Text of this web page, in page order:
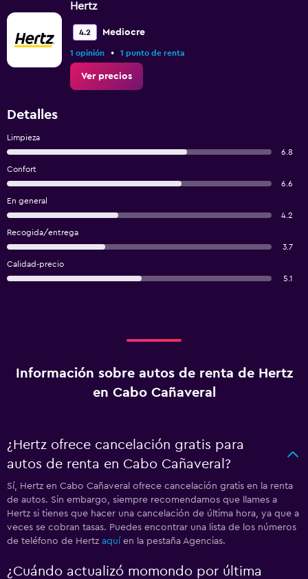
Hertz
4.2 Mediocre
1 opinión • 1 punto de renta
Ver precios
Detalles
Limpieza
6.8
Confort
6.6
En general
4.2
Recogida/entrega
3.7
Calidad-precio
5.1
Información sobre autos de renta de Hertz
en Cabo Cañaveral
¿Hertz ofrece cancelación gratis para
autos de renta en Cabo Cañaveral?
Sí, Hertz en Cabo Cañaveral ofrece cancelación gratis en la renta
de autos. Sin embargo, siempre recomendamos que llames a
Hertz si tienes que hacer una cancelación de última hora, ya que a
veces se cobran tasas. Puedes encontrar una lista de los números
de teléfono de Hertz aquí en la pestaña Agencias.
¿Cuándo actualizó momondo por última